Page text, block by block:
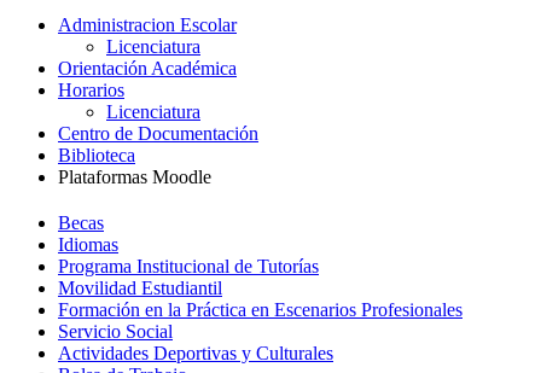
Administracion Escolar
Licenciatura
Orientación Académica
Horarios
Licenciatura
Centro de Documentación
Biblioteca
Plataformas Moodle
Becas
Idiomas
Programa Institucional de Tutorías
Movilidad Estudiantil
Formación en la Práctica en Escenarios Profesionales
Servicio Social
Actividades Deportivas y Culturales